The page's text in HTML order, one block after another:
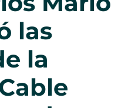
las
la